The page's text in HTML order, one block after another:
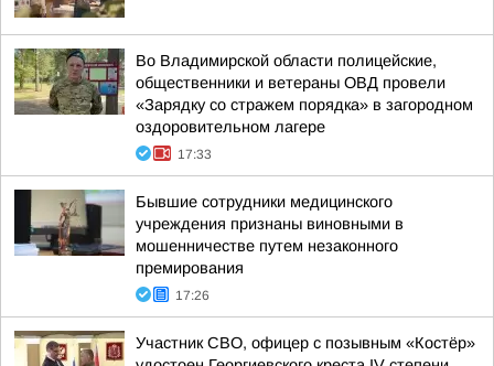
Во Владимирской области полицейские,
общественники и ветераны ОВД провели
«Зарядку со стражем порядка» в загородном
оздоровительном лагере
17:33
Бывшие сотрудники медицинского
учреждения признаны виновными в
мошенничестве путем незаконного
премирования
17:26
Участник СВО, офицер с позывным «Костёр»